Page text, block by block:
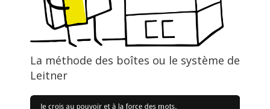
La méthode des boîtes ou le système de
Leitner